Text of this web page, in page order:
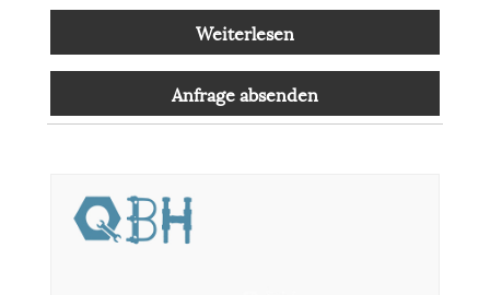
Weiterlesen
Anfrage absenden